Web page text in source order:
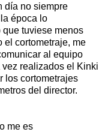
día no siempre
época lo
tuviese menos
el cortometraje, me
al equipo
realizados el Kinki
los cortometrajes
del director.
me es